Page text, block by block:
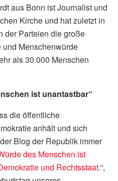
aus Bonn ist Journalist und
Kirche und hat zuletzt in
der Parteien die große
Menschenwürde
als 30.000 Menschen
ist unantastbar“
die öffentliche
anhält und sich
Blog der Republik immer
des Menschen ist
und Rechtsstaat.“,